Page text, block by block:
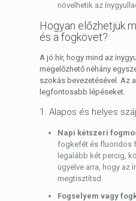
növelhetik az
Hogyan előzhetjük
és a fogkövet?
A jó hír, hogy mind az
megelőzhető néhány
szokás bevezetésével. Az
legfontosabb lépéseket.
1. Alapos és helyes
Napi kétszeri
fogkefét és fluoridos
legalább két percig,
ügyelve arra, hogy az
megtisztítsd.
Fogselyem vagy